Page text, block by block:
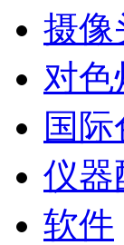
摄像
对色
国
仪器
软件